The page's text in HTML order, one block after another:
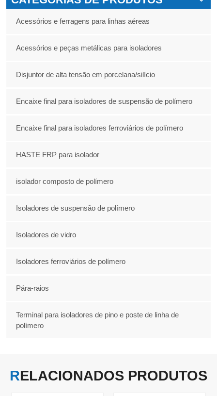
Acessórios e ferragens para linhas aéreas
Acessórios e peças metálicas para isoladores
Disjuntor de alta tensão em porcelana/silício
Encaixe final para isoladores de suspensão de polímero
Encaixe final para isoladores ferroviários de polímero
HASTE FRP para isolador
isolador composto de polímero
Isoladores de suspensão de polímero
Isoladores de vidro
Isoladores ferroviários de polímero
Pára-raios
Terminal para isoladores de pino e poste de linha de
polímero
RELACIONADOSPRODUTOS